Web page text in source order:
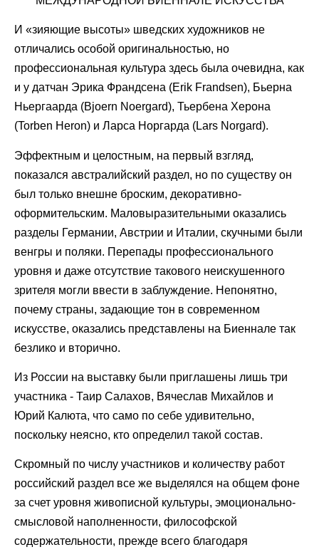
И «зияющие высоты» шведских художников не
отличались особой оригинальностью, но
профессиональная культура здесь была очевидна, как
и у датчан Эрика Франдсена (Erik Frandsen), Бьерна
Ньергаарда (Bjoern Noergard), Тьербена Херона
(Torben Heron) и Ларса Норгарда (Lars Norgard).
Эффектным и целостным, на первый взгляд,
показался австралийский раздел, но по существу он
был только внешне броским, декоративно-
оформительским. Маловыразительными оказались
разделы Германии, Австрии и Италии, скучными были
венгры и поляки. Перепады профессионального
уровня и даже отсутствие такового неискушенного
зрителя могли ввести в заблуждение. Непонятно,
почему страны, задающие тон в современном
искусстве, оказались представлены на Биеннале так
безлико и вторично.
Из России на выставку были приглашены лишь три
участника - Таир Салахов, Вячеслав Михайлов и
Юрий Калюта, что само по себе удивительно,
поскольку неясно, кто определил такой состав.
Скромный по числу участников и количеству работ
российский раздел все же выделялся на общем фоне
за счет уровня живописной культуры, эмоционально-
смысловой наполненности, философской
содержательности, прежде всего благодаря